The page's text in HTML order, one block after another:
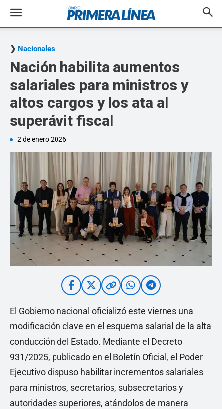
Nacionales
Nación habilita aumentos
salariales para ministros y
altos cargos y los ata al
superávit fiscal
2 de enero 2026
El Gobierno nacional oficializó este viernes una
modificación clave en el esquema salarial de la alta
conducción del Estado. Mediante el Decreto
931/2025, publicado en el Boletín Oficial, el Poder
Ejecutivo dispuso habilitar incrementos salariales
para ministros, secretarios, subsecretarios y
autoridades superiores, atándolos de manera